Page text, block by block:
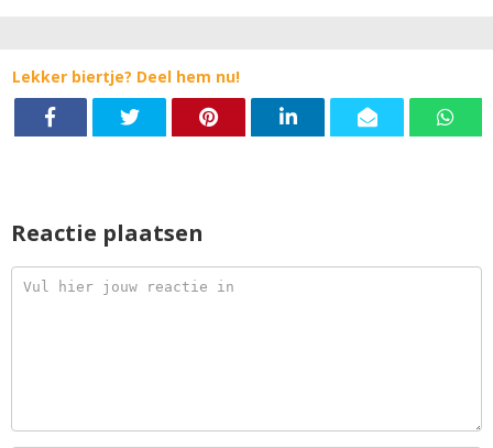
Lekker biertje? Deel hem nu!
Reactie plaatsen